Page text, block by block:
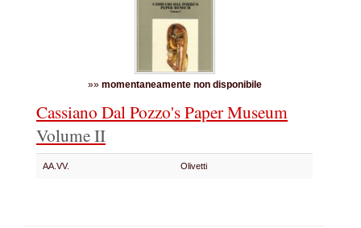
»» momentaneamente non disponibile
Cassiano Dal Pozzo's Paper Museum
Volume II
AA.VV. Olivetti